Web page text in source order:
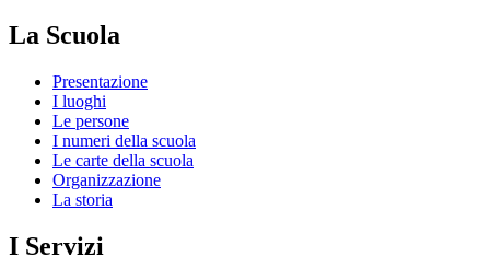
La Scuola
Presentazione
I luoghi
Le persone
I numeri della scuola
Le carte della scuola
Organizzazione
La storia
I Servizi